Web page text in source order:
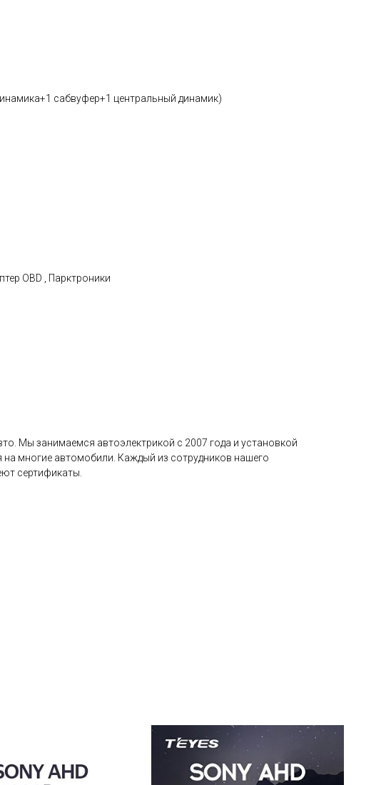
сабвуфер+1 центральный динамик)
OBD , Парктроники
Мы занимаемся автоэлектрикой с 2007 года и установкой
многие автомобили. Каждый из сотрудников нашего
сертификаты.